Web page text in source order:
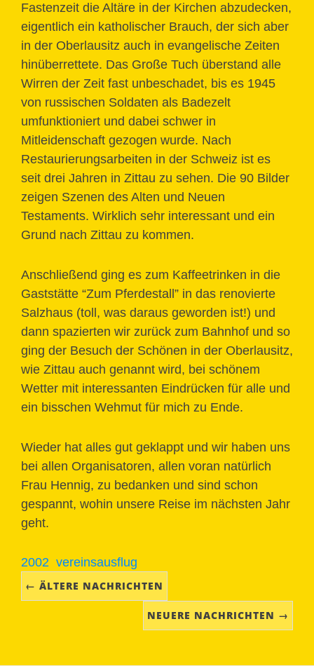
Fastenzeit die Altäre in der Kirchen abzudecken,
eigentlich ein katholischer Brauch, der sich aber
in der Oberlausitz auch in evangelische Zeiten
hinüberrettete. Das Große Tuch überstand alle
Wirren der Zeit fast unbeschadet, bis es 1945
von russischen Soldaten als Badezelt
umfunktioniert und dabei schwer in
Mitleidenschaft gezogen wurde. Nach
Restaurierungsarbeiten in der Schweiz ist es
seit drei Jahren in Zittau zu sehen. Die 90 Bilder
zeigen Szenen des Alten und Neuen
Testaments. Wirklich sehr interessant und ein
Grund nach Zittau zu kommen.
Anschließend ging es zum Kaffeetrinken in die
Gaststätte “Zum Pferdestall” in das renovierte
Salzhaus (toll, was daraus geworden ist!) und
dann spazierten wir zurück zum Bahnhof und so
ging der Besuch der Schönen in der Oberlausitz,
wie Zittau auch genannt wird, bei schönem
Wetter mit interessanten Eindrücken für alle und
ein bisschen Wehmut für mich zu Ende.
Wieder hat alles gut geklappt und wir haben uns
bei allen Organisatoren, allen voran natürlich
Frau Hennig, zu bedanken und sind schon
gespannt, wohin unsere Reise im nächsten Jahr
geht.
2002 vereinsausflug
← ÄLTERE NACHRICHTEN
NEUERE NACHRICHTEN →